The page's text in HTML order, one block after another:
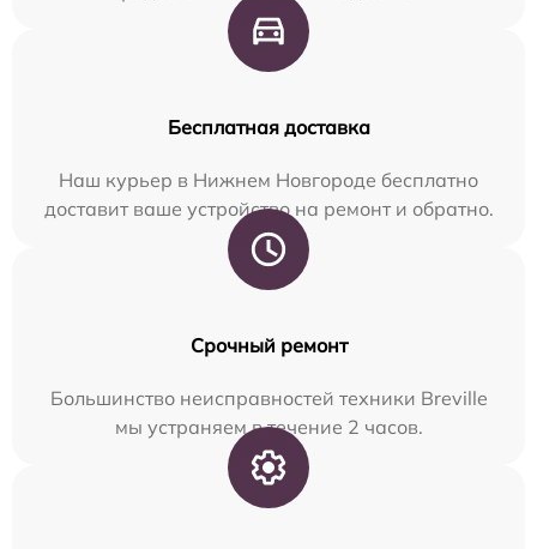
Бесплатная доставка
Наш курьер в Нижнем Новгороде бесплатно
доставит ваше устройство на ремонт и обратно.
Срочный ремонт
Большинство неисправностей техники Breville
мы устраняем в течение 2 часов.